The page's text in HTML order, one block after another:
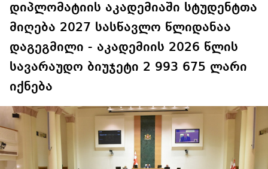
დიპლომატიის აკადემიაში სტუდენტთა
მიღება 2027 სასწავლო წლიდანაა
დაგეგმილი - აკადემიის 2026 წლის
სავარაუდო ბიუჯეტი 2 993 675 ლარი
იქნება